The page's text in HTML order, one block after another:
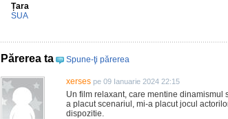
Țara
SUA
Părerea ta Spune-ţi părerea
xerses pe 09 Ianuarie 2024 22:15
Un film relaxant, care mentine dinamismul
a placut scenariul, mi-a placut jocul
dispozitie.